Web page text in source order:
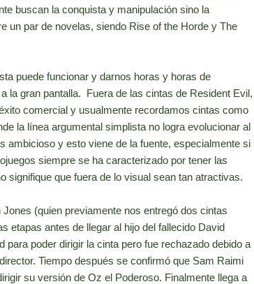
buscan la conquista y manipulación sino la
un par de novelas, siendo Rise of the Horde y The
puede funcionar y darnos horas y horas de
la gran pantalla. Fuera de las cintas de Resident Evil,
comercial y usualmente recordamos cintas como
la línea argumental simplista no logra evolucionar al
ambicioso y esto viene de la fuente, especialmente si
siempre se ha caracterizado por tener las
signifique que fuera de lo visual sean tan atractivas.
(quien previamente nos entregó dos cintas
etapas antes de llegar al hijo del fallecido David
poder dirigir la cinta pero fue rechazado debido a
Tiempo después se confirmó que Sam Raimi
su versión de Oz el Poderoso. Finalmente llega a